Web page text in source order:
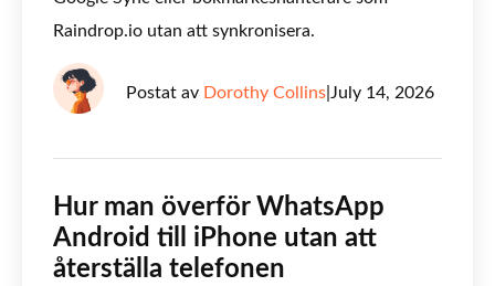
Raindrop.io utan att synkronisera.
Postat av Dorothy Collins July 14, 2026
Hur man överför WhatsApp
Android till iPhone utan att
återställa telefonen